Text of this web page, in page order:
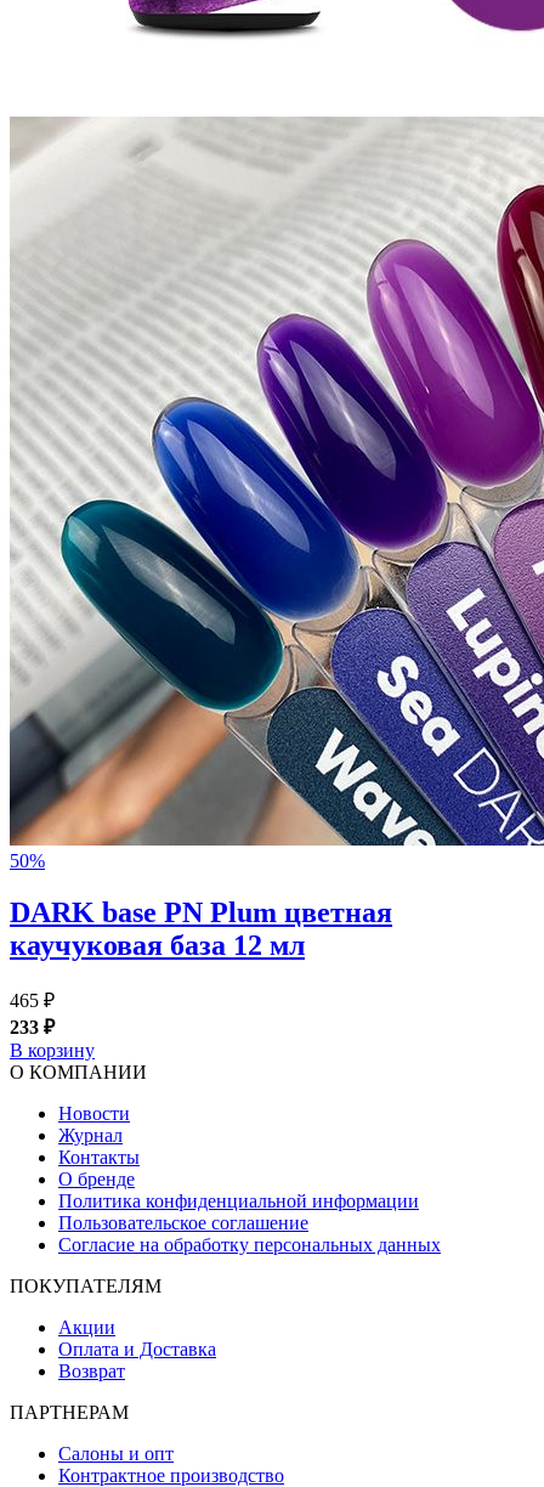
50%
DARK base PN Plum цветная
каучуковая база 12 мл
465 ₽
233 ₽
В корзину
О КОМПАНИИ
Новости
Журнал
Контакты
О бренде
Политика конфиденциальной информации
Пользовательское соглашение
Согласие на обработку персональных данных
ПОКУПАТЕЛЯМ
Акции
Оплата и Доставка
Возврат
ПАРТНЕРАМ
Салоны и опт
Контрактное производство